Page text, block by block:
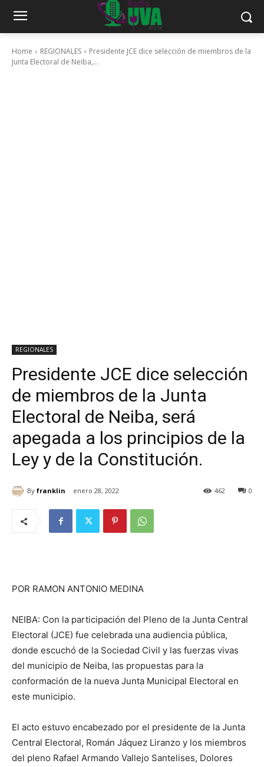
Home REGIONALES
Presidente JCE dice selección de miembros de la
Junta Electoral de Neiba,...
REGIONALES
Presidente JCE dice selección
de miembros de la Junta
Electoral de Neiba, será
apegada a los principios de la
Ley y de la Constitución.
By franklin enero 28, 2022 0
462
POR RAMON ANTONIO MEDINA
NEIBA: Con la participación del Pleno de la Junta Central
Electoral (JCE) fue celebrada una audiencia pública,
donde escuchó de la Sociedad Civil y las fuerzas vivas
del municipio de Neiba, las propuestas para la
conformación de la nueva Junta Municipal Electoral en
este municipio.
El acto estuvo encabezado por el presidente de la Junta
Central Electoral, Román Jáquez Liranzo y los miembros
del pleno Rafael Armando Vallejo Santelises, Dolores